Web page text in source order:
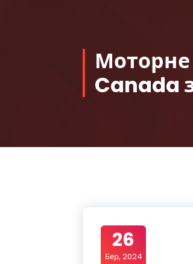
Canada
26
Бер, 2024